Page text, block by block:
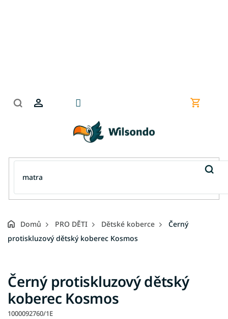
Nákupní
Domů PRO DĚTI Dětské koberce
Černý
protiskluzový dětský koberec Kosmos
Černý protiskluzový dětský
koberec Kosmos
1000092760/1E